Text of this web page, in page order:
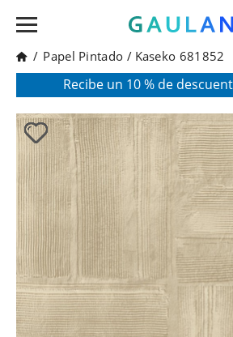
/ Papel Pintado / Kaseko 681852
Pon en tu cesta el código:
Recibe un 10 % de
* Válido para pedidos